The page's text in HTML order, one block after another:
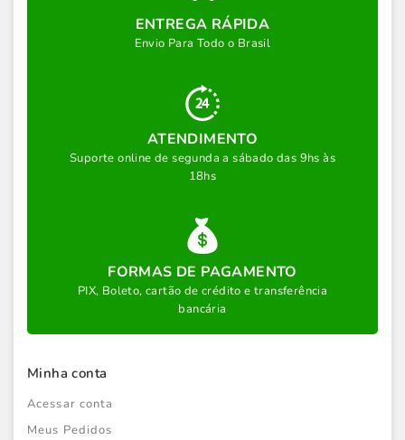
ENTREGA RÁPIDA
Envio Para Todo o Brasil
ATENDIMENTO
Suporte online de segunda a sábado das 9hs às
18hs
FORMAS DE PAGAMENTO
PIX, Boleto, cartão de crédito e transferência
bancária
Minha conta
Acessar conta
Meus Pedidos